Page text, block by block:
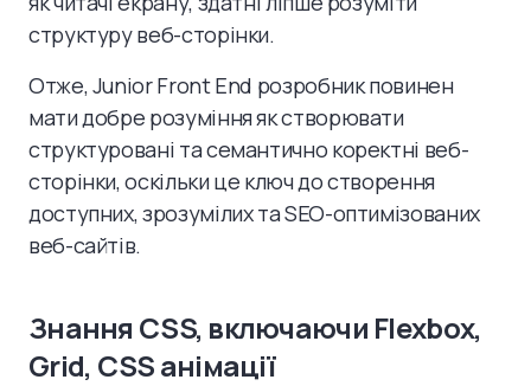
структуру веб-сторінки.
Отже, Junior Front End розробник повинен
мати добре розуміння як створювати
структуровані та семантично коректні веб-
сторінки, оскільки це ключ до створення
доступних, зрозумілих та SEO-оптимізованих
веб-сайтів.
Знання CSS, включаючи Flexbox,
Grid, CSS анімації